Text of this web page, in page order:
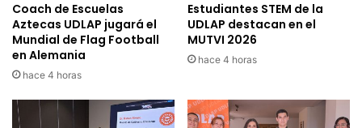
Coach de Escuelas
Aztecas UDLAP jugará el
Mundial de Flag Football
en Alemania
hace 4 horas
Estudiantes STEM de la
UDLAP destacan en el
MUTVI 2026
hace 4 horas